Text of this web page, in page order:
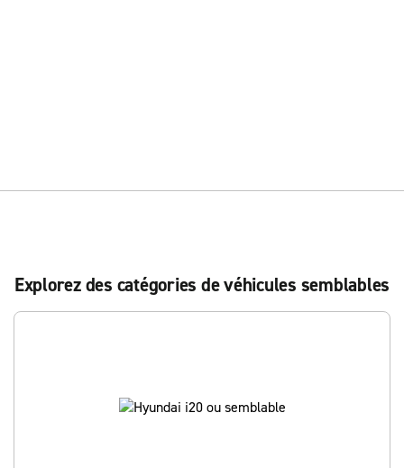
Explorez des catégories de véhicules semblables